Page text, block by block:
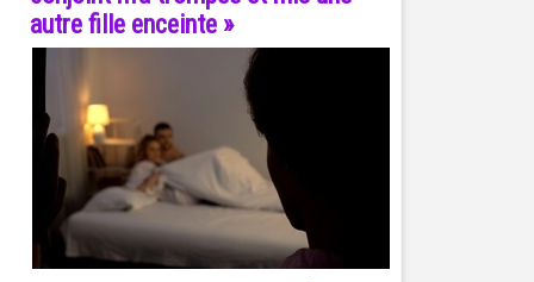
autre fille enceinte »